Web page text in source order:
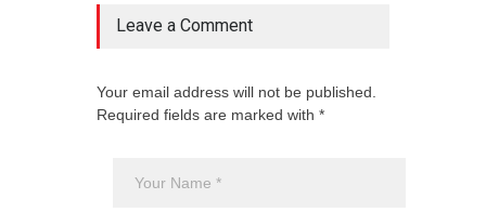
Leave a Comment
Your email address will not be published.
Required fields are marked with *